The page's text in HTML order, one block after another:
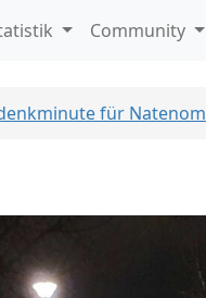
Community
für Natenom